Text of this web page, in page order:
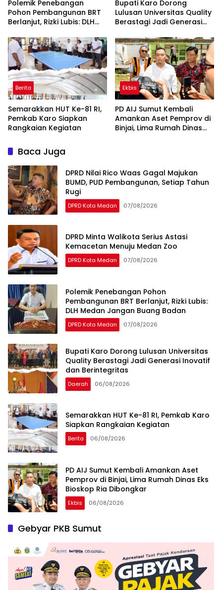
Polemik Penebangan
Pohon Pembangunan BRT
Berlanjut, Rizki Lubis: DLH
Badan
Bupati Karo Dorong
Lulusan Universitas Quality
Berastagi Jadi Generasi
Berita
Semarakkan HUT Ke-81 RI,
Pemkab Karo Siapkan
Rangkaian Kegiatan
Ekbis
PD AIJ Sumut Kembali
Amankan Aset Pemprov di
Binjai, Lima Rumah Dinas
Baca Juga
DPRD Nilai Rico Waas Gagal Majukan
BUMD, PUD Pembangunan, Setiap Tahun
Rugi
DPRD Kota Medan 07/08/2026
DPRD Minta Walikota Serius Astasi
Kemacetan Menuju Medan Zoo
DPRD Kota Medan 07/08/2026
Polemik Penebangan Pohon
Pembangunan BRT Berlanjut, Rizki Lubis:
DLH Medan Jangan Buang Badan
DPRD Kota Medan 07/08/2026
Bupati Karo Dorong Lulusan Universitas
Quality Berastagi Jadi Generasi Inovatif
dan Berintegritas
Daerah 06/08/2026
Semarakkan HUT Ke-81 RI, Pemkab Karo
Siapkan Rangkaian Kegiatan
Berita 06/08/2026
PD AIJ Sumut Kembali Amankan Aset
Pemprov di Binjai, Lima Rumah Dinas Eks
Bioskop Ria Dibongkar
Ekbis 06/08/2026
Gebyar PKB Sumut